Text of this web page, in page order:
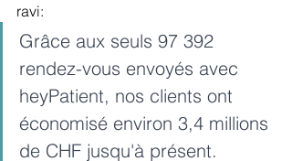
ravi:
Grâce aux seuls 97 392
rendez-vous envoyés avec
heyPatient, nos clients ont
économisé environ 3,4 millions
de CHF jusqu'à présent.